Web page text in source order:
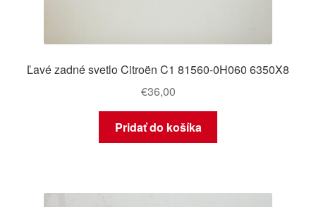
Ľavé zadné svetlo Citroën C1 81560-0H060 6350X8
€36,00
Pridať do košíka